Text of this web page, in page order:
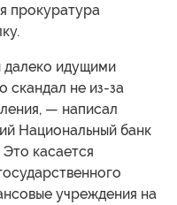
прокуратура
далеко идущими
скандал не из-за
— написал
Национальный банк
касается
учреждения на